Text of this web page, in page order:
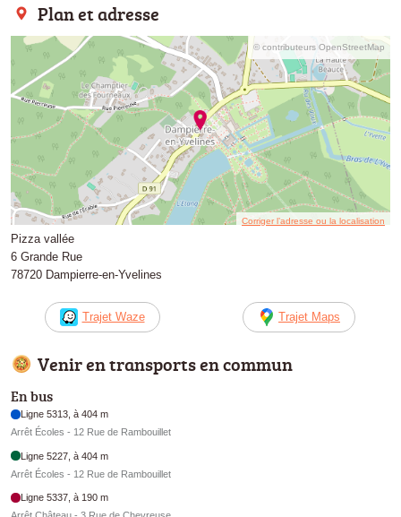
Plan et adresse
© contributeurs OpenStreetMap
Corriger l’adresse ou la localisation
Pizza vallée
6 Grande Rue
78720 Dampierre-en-Yvelines
Trajet Waze Trajet Maps
Venir en transports en commun
En bus
Ligne 5313, à 404 m
Arrêt Écoles - 12 Rue de Rambouillet
Ligne 5227, à 404 m
Arrêt Écoles - 12 Rue de Rambouillet
Ligne 5337, à 190 m